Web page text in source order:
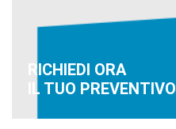
RICHIEDI ORA
IL TUO PREVENTIVO